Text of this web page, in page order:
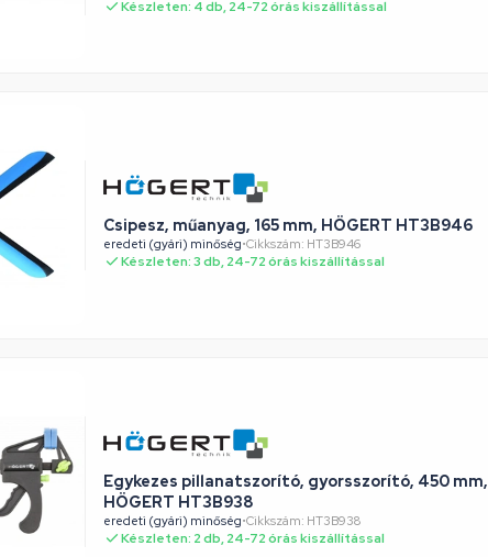
Készleten: 4 db, 24-72 órás kiszállítással
Csipesz, műanyag, 165 mm, HÖGERT HT3B946
eredeti (gyári) minőség•Cikkszám: HT3B946
Készleten: 3 db, 24-72 órás kiszállítással
Egykezes pillanatszorító, gyorsszorító, 450 mm,
HÖGERT HT3B938
eredeti (gyári) minőség•Cikkszám: HT3B938
Készleten: 2 db, 24-72 órás kiszállítással